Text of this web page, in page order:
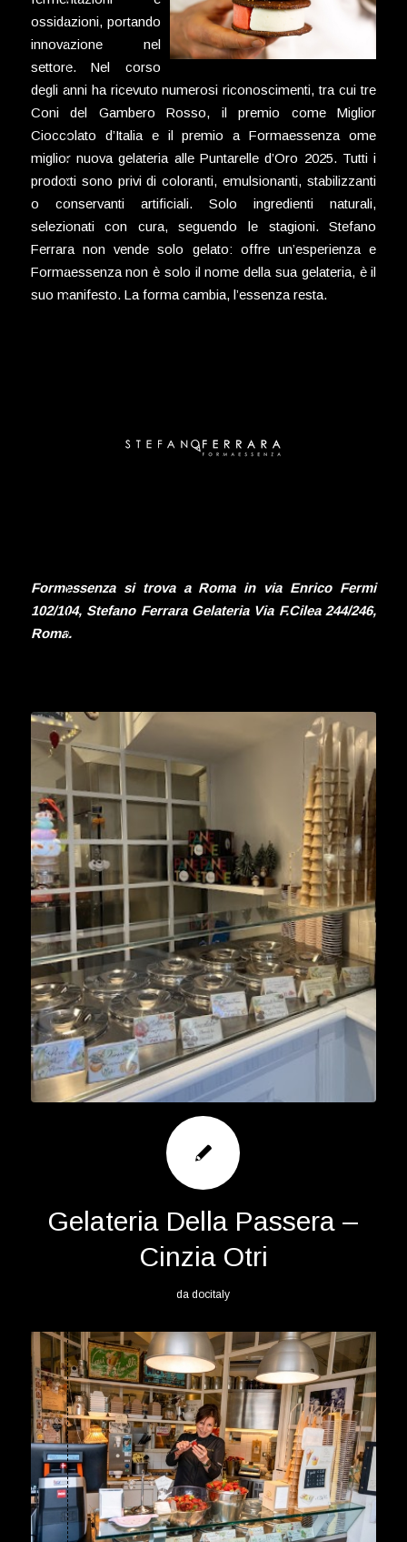
ossidazioni, portando
innovazione nel
settore. Nel corso
degli anni ha ricevuto numerosi riconoscimenti, tra cui tre
Coni del Gambero Rosso, il premio come Miglior
Cioccolato d’Italia e il premio a Formaessenza ome
miglior nuova gelateria alle Puntarelle d’Oro 2025. Tutti i
prodotti sono privi di coloranti, emulsionanti, stabilizzanti
o conservanti artificiali. Solo ingredienti naturali,
selezionati con cura, seguendo le stagioni. Stefano
Ferrara non vende solo gelato: offre un’esperienza e
Formaessenza non è solo il nome della sua gelateria, è il
suo manifesto. La forma cambia, l’essenza resta.
Formessenza si trova a Roma in via Enrico Fermi
102/104, Stefano Ferrara Gelateria Via F.Cilea 244/246,
Roma.
Gelateria Della Passera –
Cinzia Otri
dadocitaly